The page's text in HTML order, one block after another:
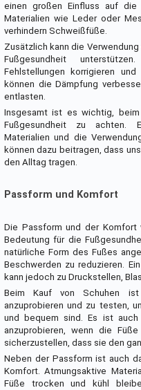
einen großen Einfluss auf die
Materialien wie Leder oder
verhindern Schweißfüße.
Zusätzlich kann die
Fußgesundheit
Fehlstellungen korrigieren
können die Dämpfung
entlasten.
Insgesamt ist es wichtig,
Fußgesundheit zu achten.
Materialien und die
können dazu beitragen, dass
den Alltag tragen.
Passform und Komfort
Die Passform und der Komfort
Bedeutung für die
natürliche Form des Fußes
Beschwerden zu reduzieren.
kann jedoch zu Druckstellen,
Beim Kauf von Schuhen
anzuprobieren und zu testen,
und bequem sind. Es ist
anzuprobieren, wenn die
sicherzustellen, dass sie den
Neben der Passform ist auch
Komfort. Atmungsaktive
Füße trocken und kühl